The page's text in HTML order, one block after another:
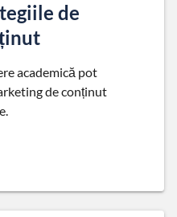
de
academică pot
de conținut